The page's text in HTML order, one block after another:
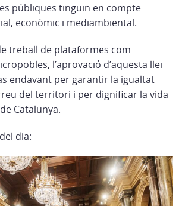
públiques tinguin en compte
econòmic i mediambiental.
treball de plataformes com
l’aprovació d’aquesta llei
endavant per garantir la igualtat
del territori i per dignificar la vida
Catalunya.
dia: